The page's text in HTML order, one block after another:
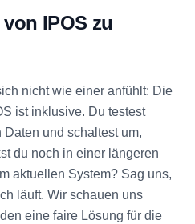
IPOS zu
nicht wie einer anfühlt: Die
ist inklusive. Du testest
und schaltest um,
du noch in einer längeren
aktuellen System? Sag uns,
läuft. Wir schauen uns
eine faire Lösung für die